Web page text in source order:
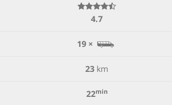
4.7
19 ×
23 km
22min